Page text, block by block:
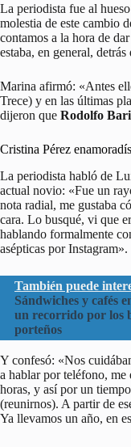
La periodista fue al
molestia de este cambio
contamos a la hora de
estaba, en general,
Marina afirmó: «Antes
Trece) y en las últimas
dijeron que Rodolfo
Cristina Pérez
La periodista habló de
actual novio: «Fue un
nota radial, me gustaba
cara. Lo busqué, vi que
hablando formalmente
asépticas por Instagram».
También puede
Sándwiches y cafés
un recorrido por los
porteños
Y confesó: «Nos
a hablar por teléfono, me
horas, y así por un
(reunirnos). A partir de
Ya llevamos un año, en